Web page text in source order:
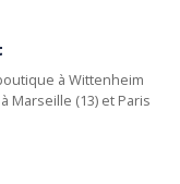
à Wittenheim
Marseille (13) et Paris